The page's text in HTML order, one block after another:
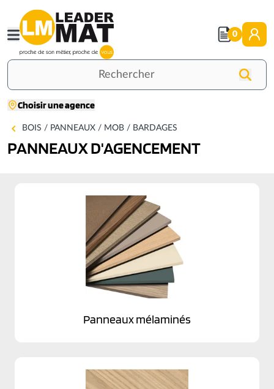
contenu
principal
Choisir une agence
0
Accueil
BOIS / PANNEAUX / MOB / BARDAGES
PANNEAUX D'AGENCEMENT
Panneaux mélaminés